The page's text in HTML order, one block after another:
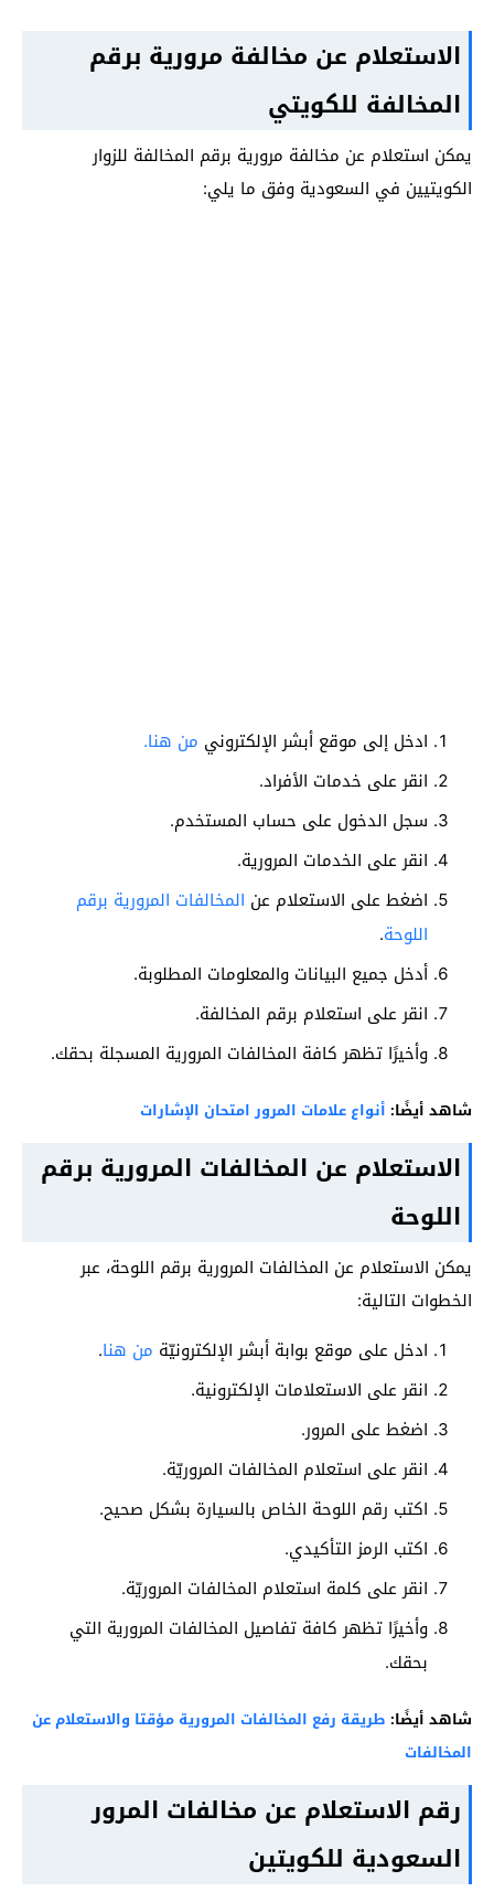
الاستعلام عن مخالفة مرورية برقم
المخالفة للكويتي
يمكن استعلام عن مخالفة مرورية برقم المخالفة للزوار
الكويتيين في السعودية وفق ما يلي:
ادخل إلى موقع أبشر الإلكتروني من هنا.
انقر على خدمات الأفراد.
سجل الدخول على حساب المستخدم.
انقر على الخدمات المرورية.
اضغط على الاستعلام عن المخالفات المرورية برقم
اللوحة.
أدخل جميع البيانات والمعلومات المطلوبة.
انقر على استعلام برقم المخالفة.
وأخيرًا تظهر كافة المخالفات المرورية المسجلة بحقك.
شاهد أيضًا: أنواع علامات المرور امتحان الإشارات
الاستعلام عن المخالفات المرورية برقم
اللوحة
يمكن الاستعلام عن المخالفات المرورية برقم اللوحة، عبر
الخطوات التالية:
ادخل على موقع بوابة أبشر الإلكترونيّة من هنا.
انقر على الاستعلامات الإلكترونية.
اضغط على المرور.
انقر على استعلام المخالفات المروريّة.
اكتب رقم اللوحة الخاص بالسيارة بشكل صحيح.
اكتب الرمز التأكيدي.
انقر على كلمة استعلام المخالفات المروريّة.
وأخيرًا تظهر كافة تفاصيل المخالفات المرورية التي
بحقك.
شاهد أيضًا: طريقة رفع المخالفات المرورية مؤقتا والاستعلام عن
المخالفات
رقم الاستعلام عن مخالفات المرور
السعودية للكويتين